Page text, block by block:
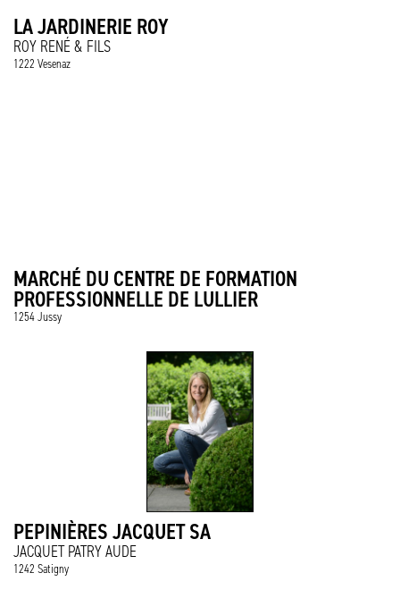
LA JARDINERIE ROY
ROY RENÉ & FILS
1222 Vesenaz
MARCHÉ DU CENTRE DE FORMATION
PROFESSIONNELLE DE LULLIER
1254 Jussy
PEPINIÈRES JACQUET SA
JACQUET PATRY AUDE
1242 Satigny